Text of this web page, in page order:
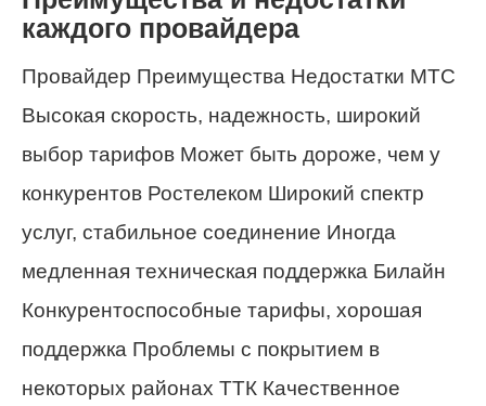
каждого провайдера
Провайдер Преимущества Недостатки МТС
Высокая скорость, надежность, широкий
выбор тарифов Может быть дороже, чем у
конкурентов Ростелеком Широкий спектр
услуг, стабильное соединение Иногда
медленная техническая поддержка Билайн
Конкурентоспособные тарифы, хорошая
поддержка Проблемы с покрытием в
некоторых районах ТТК Качественное